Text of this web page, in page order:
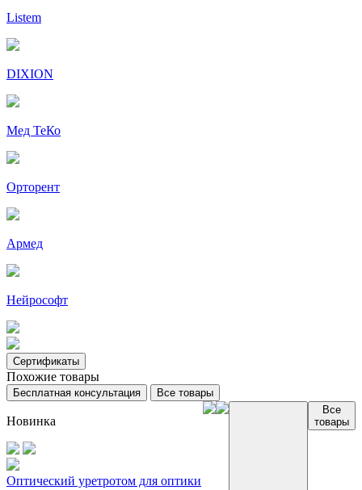
Listem
DIXION
Мед ТеКо
Орторент
Армед
Нейрософт
Сертификаты
Похожие товары
Бесплатная консультация Все товары
Новинка
Оптический уретротом для оптики
Все
товары